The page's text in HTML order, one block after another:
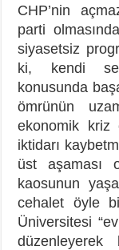
CHP’nin
parti
siyasetsiz
ki, kendi
konusunda
ömrünün
ekonomik kriz
iktidarı
üst aşaması
kaosunun
cehalet öyle
Üniversitesi